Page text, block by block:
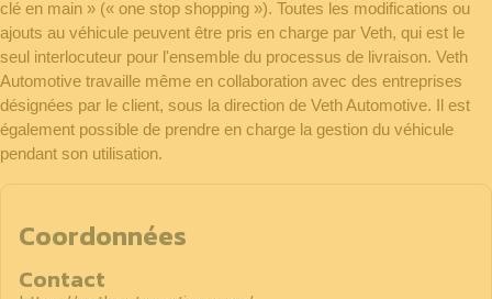
clé en main » (« one stop shopping »). Toutes les modifications ou
ajouts au véhicule peuvent être pris en charge par Veth, qui est le
seul interlocuteur pour l'ensemble du processus de livraison. Veth
Automotive travaille même en collaboration avec des entreprises
désignées par le client, sous la direction de Veth Automotive. Il est
également possible de prendre en charge la gestion du véhicule
pendant son utilisation.
Coordonnées
Contact